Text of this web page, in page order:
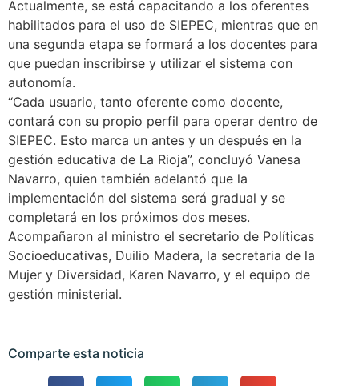
Actualmente, se está capacitando a los oferentes
habilitados para el uso de SIEPEC, mientras que en
una segunda etapa se formará a los docentes para
que puedan inscribirse y utilizar el sistema con
autonomía.
“Cada usuario, tanto oferente como docente,
contará con su propio perfil para operar dentro de
SIEPEC. Esto marca un antes y un después en la
gestión educativa de La Rioja”, concluyó Vanesa
Navarro, quien también adelantó que la
implementación del sistema será gradual y se
completará en los próximos dos meses.
Acompañaron al ministro el secretario de Políticas
Socioeducativas, Duilio Madera, la secretaria de la
Mujer y Diversidad, Karen Navarro, y el equipo de
gestión ministerial.
Comparte esta noticia